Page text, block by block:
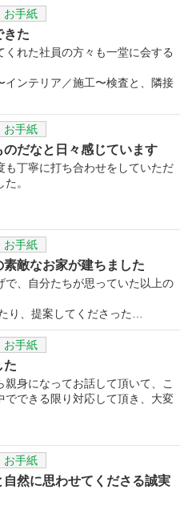
お手紙
きた
れた社員の方々も一堂に会する
インテリア／施工〜検査と、隣接
お手紙
だなと日々感じています
も丁寧に打ち合わせをしていただ
。
お手紙
敵なお家が建ちました
で、自分たちが思っていた以上の
り、提案してくださった…
お手紙
た
身になってお話して頂いて、こ
でできる限り対応して頂き、大変
お手紙
自然に思わせてくださる誠実